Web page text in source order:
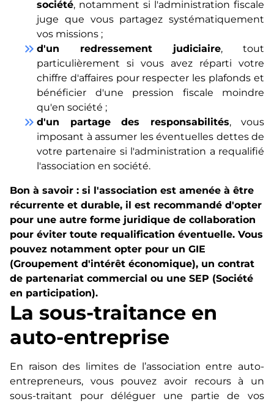
société, notamment si l'administration fiscale
juge que vous partagez systématiquement
vos missions ;
keyboard_double_arrow_right d'un redressement judiciaire, tout
particulièrement si vous avez réparti votre
chiffre d'affaires pour respecter les plafonds et
bénéficier d'une pression fiscale moindre
qu'en société ;
keyboard_double_arrow_right d'un partage des responsabilités, vous
imposant à assumer les éventuelles dettes de
votre partenaire si l'administration a requalifié
l'association en société.
Bon à savoir : si l'association est amenée à être
récurrente et durable, il est recommandé d'opter
pour une autre forme juridique de collaboration
pour éviter toute requalification éventuelle. Vous
pouvez notamment opter pour un GIE
(Groupement d'intérêt économique), un contrat
de partenariat commercial ou une SEP (Société
en participation).
La sous-traitance en
auto-entreprise
En raison des limites de l’association entre auto-
entrepreneurs, vous pouvez avoir recours à un
sous-traitant pour déléguer une partie de vos